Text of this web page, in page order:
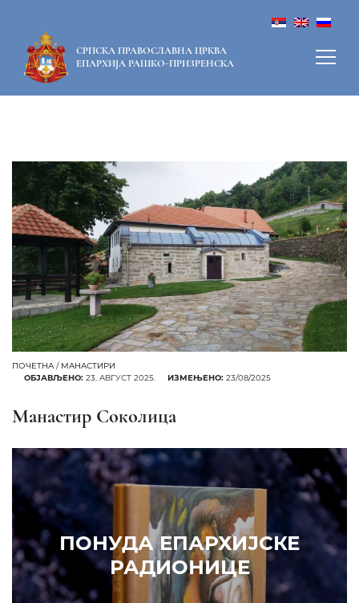
СРПСКА ПРАВОСЛАВНА ЦРКВА
ЕПАРХИЈА РАШКО-ПРИЗРЕНСКА
ПОЧЕТНА / МАНАСТИРИ
ОБЈАВЉЕНО: 23. АВГУСТ 2025. ИЗМЕЊЕНО: 23/08/2025
Манастир Соколица
ПОНУДА ЕПАРХИЈСКЕ
РАДИОНИЦЕ